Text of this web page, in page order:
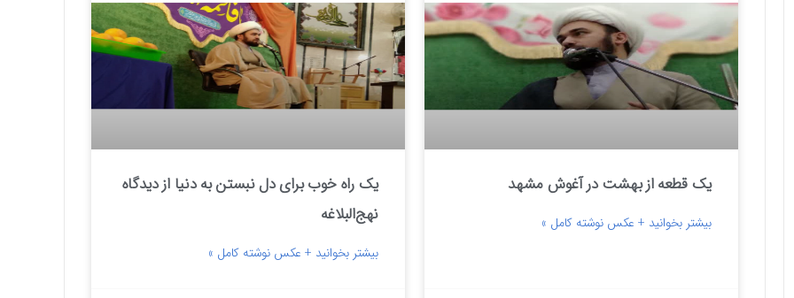
یک قطعه از بهشت در آغوش مشهد
بیشتر بخوانید + عکس نوشته کامل »
یک راه خوب برای دل نبستن به دنیا از دیدگاه
نهج‌البلاغه
بیشتر بخوانید + عکس نوشته کامل »